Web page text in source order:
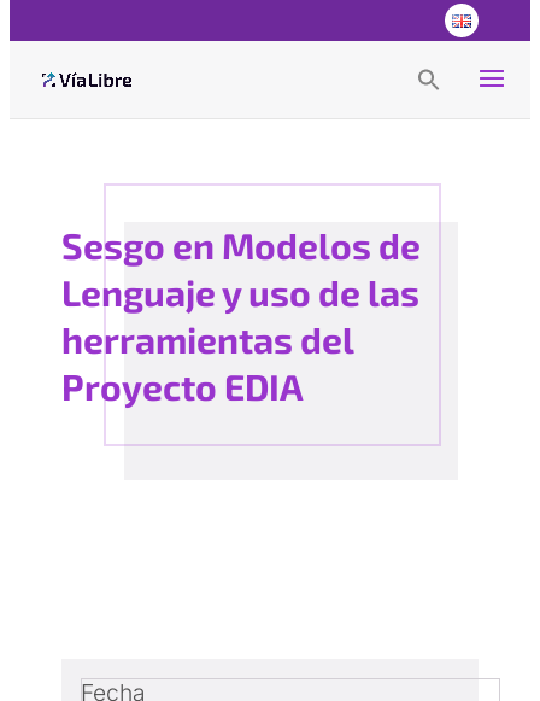
Search Button
Sesgo en Modelos de
Lenguaje y uso de las
herramientas del
Proyecto EDIA
Fecha